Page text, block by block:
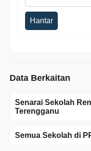
Hantar
Data Berkaitan
Senarai Sekolah
Terengganu
Semua Sekolah di